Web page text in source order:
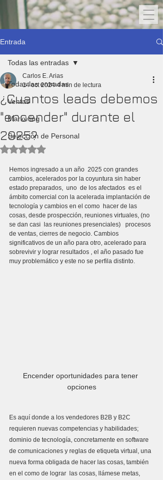
Entrada
Todas las entradas
Ventas
Marketing
Selección de Personal
Todas las entradas
¿Cuantos leads debemos
"encender" durante el
2025?
Carlos E. Arias
14 oct 2024 4 min de lectura
Obtuvo NaN de 5 estrellas.
Hemos ingresado a un año  2025 con grandes
cambios, acelerados por la coyuntura sin haber
estado preparados,  uno  de los afectados  es el
ámbito comercial con la acelerada implantación de
tecnología y cambios en el como  hacer de las
cosas, desde prospección, reuniones virtuales, (no
se dan casi  las reuniones presenciales)   procesos
de ventas, cierres de negocio. Cambios
significativos de un año para otro, acelerado para
sobrevivir y lograr resultados , el año pasado fue
muy problemático y este no se perfila distinto.
Encender oportunidades para tener
opciones
Es aquí donde a los vendedores B2B y B2C
requieren nuevas competencias y habilidades;
dominio de tecnología, concretamente en software
de comunicaciones y reglas de etiqueta virtual, una
nueva forma obligada de hacer las cosas, también
en el como de lograr  las cosas, llámese metas,